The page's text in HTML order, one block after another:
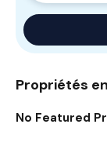
Propriétés
No Featured